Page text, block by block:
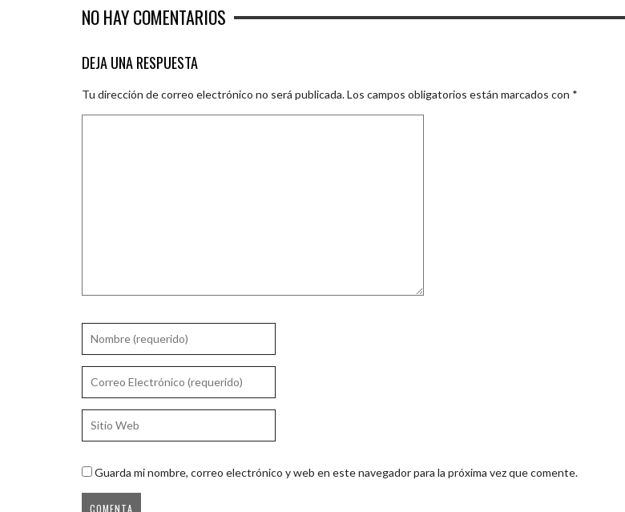
NO HAY COMENTARIOS
DEJA UNA RESPUESTA
Tu dirección de correo electrónico no será publicada.Los campos obligatorios están marcados con *
Guarda mi nombre, correo electrónico y web en este navegador para la próxima vez que comente.